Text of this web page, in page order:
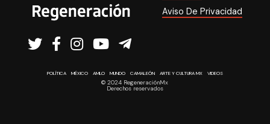
Aviso De Privacidad
POLÍTICA MÉXICO AMLO MUNDO CAMALEÓN ARTE Y CULTURA MX VIDEOS
© 2024 RegeneraciónMx
Derechos reservados